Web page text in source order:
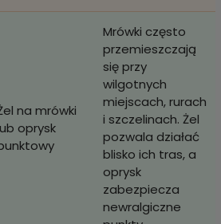
na mrówki
oprysk
Mrówki często
przemieszczają
się przy
wilgotnych
miejscach, rurach
i szczelinach. Żel
pozwala działać
blisko ich tras, a
oprysk
zabezpiecza
newralgiczne